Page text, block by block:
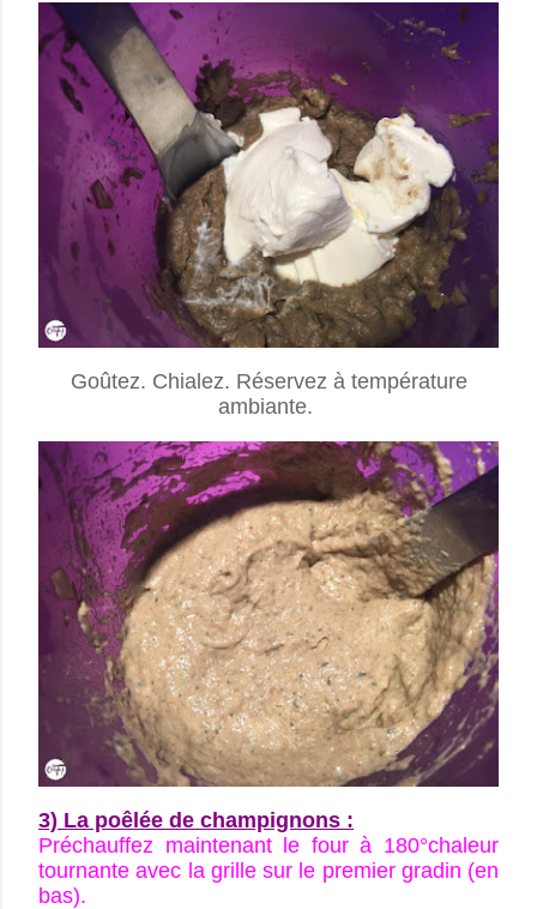
Goûtez. Chialez. Réservez à température
ambiante.
3) La poêlée de champignons :
Préchauffez maintenant le four à 180°chaleur
tournante avec la grille sur le premier gradin (en
bas).